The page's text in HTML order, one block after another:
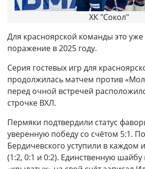
ХК "Сокол"
Для красноярской команды это уже
поражение в 2025 году.
Серия гостевых игр для
продолжилась матчем против
перед очной встречей
строчке ВХЛ.
Пермяки подтвердили статус
уверенную победу со счётом 5:1.
Бердичевского уступили в каждом
(1:2, 0:1 и 0:2). Единственную шайбу